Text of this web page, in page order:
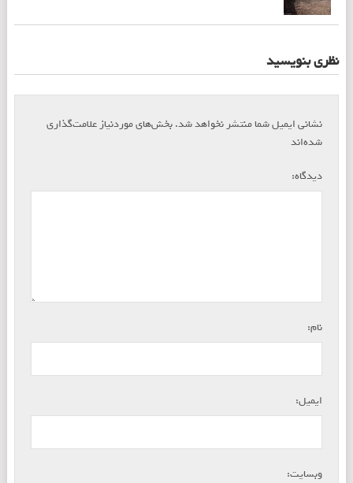
نظری بنویسید
نشانی ایمیل شما منتشر نخواهد شد.بخش‌های موردنیاز علامت‌گذاری
شده‌اند
دیدگاه:
نام:
ایمیل:
وبسایت: